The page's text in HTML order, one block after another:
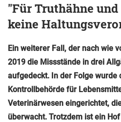
"Für Truthähne
keine
Ein weiterer Fall, der nach wie
2019 die Missstände in drei
aufgedeckt. In der Folge wurde
Kontrollbehörde für
Veterinärwesen eingerichtet,
überwacht. Trotzdem ist ein